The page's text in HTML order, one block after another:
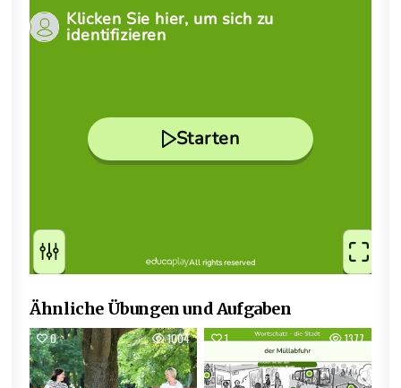
Ähnliche Übungen und Aufgaben
0 1004 1 1377